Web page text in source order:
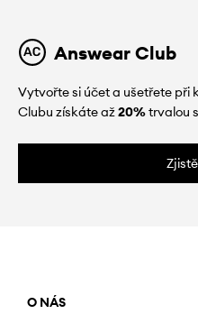
Answear Club
Vytvořte si účet a ušetřete při
Clubu získáte až20%trvalou
O NÁS